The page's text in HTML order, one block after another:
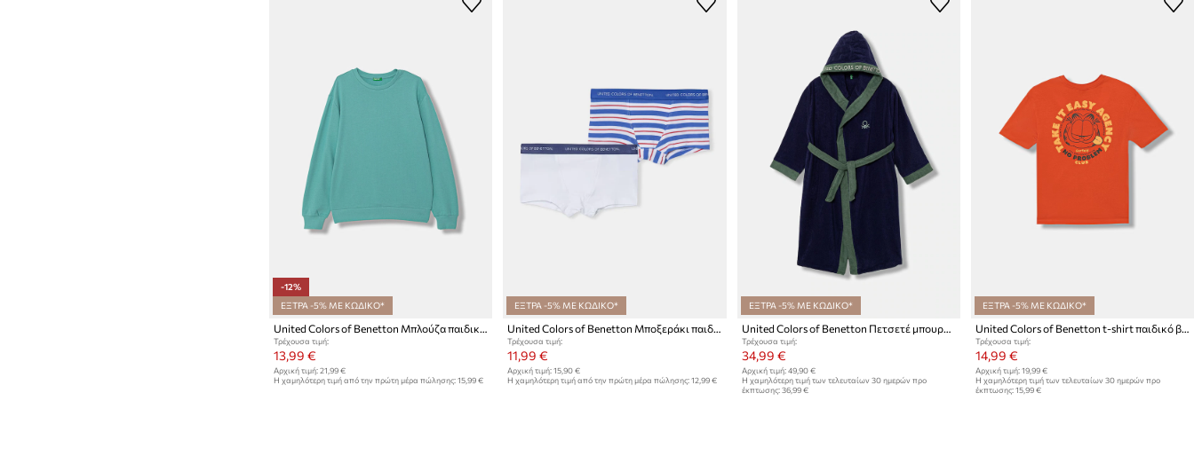
-12%
ΕΞΤΡΑ -5% ΜΕ ΚΩΔΙΚΟ*
United Colors of Benetton Μπλούζα παιδική βαμβακερή
Τρέχουσα τιμή:
13,99 €
Αρχική τιμή: 21,99 €
Η χαμηλότερη τιμή από την πρώτη μέρα πώλησης: 15,99 €
ΕΞΤΡΑ -5% ΜΕ ΚΩΔΙΚΟ*
United Colors of Benetton Μποξεράκι παιδικό βαμβακερό με ελαστάν 2-pack
Τρέχουσα τιμή:
11,99 €
Αρχική τιμή: 15,90 €
Η χαμηλότερη τιμή από την πρώτη μέρα πώλησης: 12,99 €
ΕΞΤΡΑ -5% ΜΕ ΚΩΔΙΚΟ*
United Colors of Benetton Πετσετέ μπουρνούζι παιδικό βαμβακερό
Τρέχουσα τιμή:
34,99 €
Αρχική τιμή: 49,90 €
Η χαμηλότερη τιμή των τελευταίων 30 ημερών προ
έκπτωσης: 36,99 €
ΕΞΤΡΑ -5% ΜΕ ΚΩΔΙΚΟ*
United Colors of Benetton t-shirt παιδικό βαμβακερό
Τρέχουσα τιμή:
14,99 €
Αρχική τιμή: 19,99 €
Η χαμηλότερη τιμή των τελευταίων 30 ημερών προ
έκπτωσης: 15,99 €